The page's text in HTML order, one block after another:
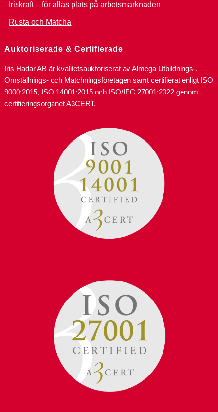
Iriskraft – för allas plats på arbetsmarknaden
Rusta och Matcha
Auktoriserade & Certifierade
Iris Hadar AB är kvalitetsauktoriserat av Almega Utbildnings-,
Omställnings- och Matchningsföretagen samt certifierat enligt ISO
9000:2015, ISO 14001:2015 och ISO/IEC 27001:2022 genom
certifieringsorganet A3CERT.